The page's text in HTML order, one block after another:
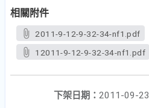
相關附件
2011-9-12-9-32-34-nf1.pdf
12011-9-12-9-32-34-nf1.pdf
下架日期： 2011-09-23